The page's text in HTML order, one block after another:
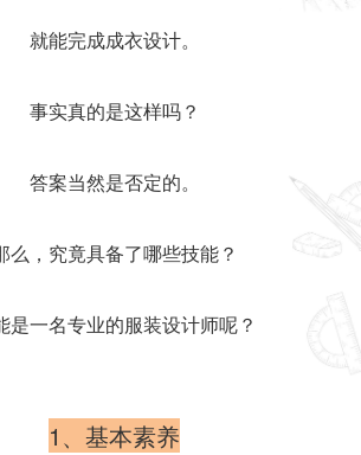
就能完成成衣设计。
事实真的是这样吗？
答案当然是否定的。
么，究竟具备了哪些技能？
是一名专业的服装设计师呢？
1、基本素养